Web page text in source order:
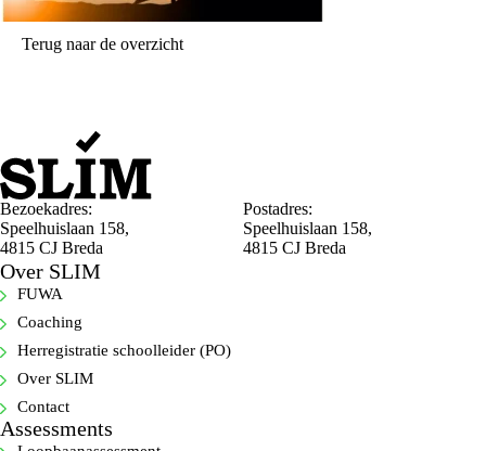
Terug naar de overzicht
Bezoekadres:
Speelhuislaan 158,
4815 CJ Breda
Postadres:
Speelhuislaan 158,
4815 CJ Breda
Over SLIM
FUWA
Coaching
Herregistratie schoolleider (PO)
Over SLIM
Contact
Assessments